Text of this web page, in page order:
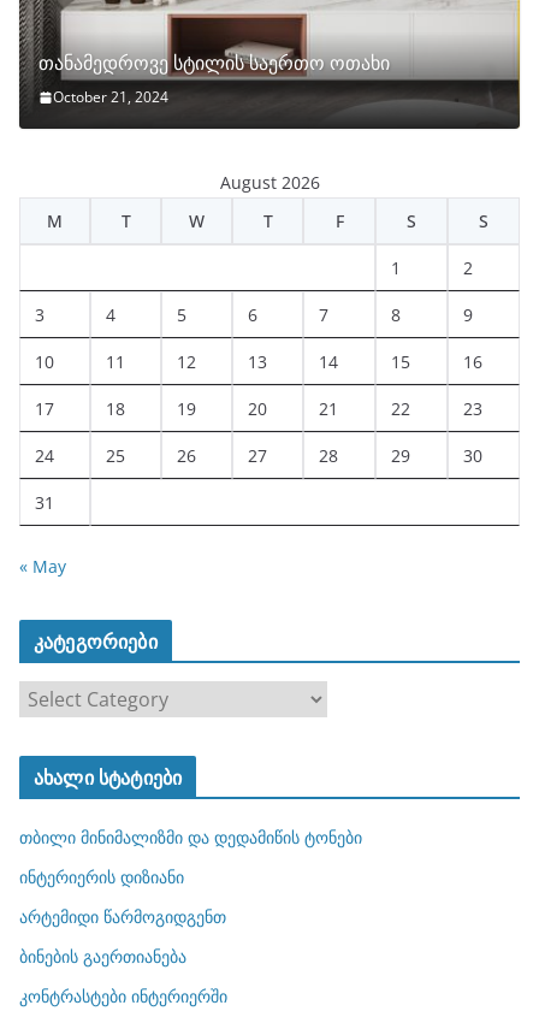
თანამედროვე სტილის საერთო ოთახი
October 21, 2024
August 2026
M
T W T F S S
1 2
3 4 5 6 7 8 9
10 11 12 13 14 15 16
17 18 19 20 21 22 23
24 25 26 27 28 29 30
31
« May
კატეგორიები
ტ
ო
რ
ბ
ი
ახალი სტატიები
თბილი მინიმალიზმი და დედამიწის ტონები
ინტერიერის დიზიანი
არტემიდი წარმოგიდგენთ
ბინების გაერთიანება
კონტრასტები ინტერიერში